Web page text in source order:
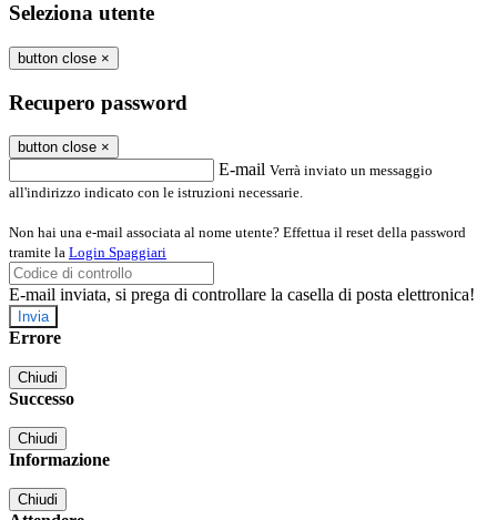
Seleziona utente
button close ×
Recupero password
button close ×
E-mail Verrà inviato un messaggio
all'indirizzo indicato con le istruzioni necessarie.
Non hai una e-mail associata al nome utente? Effettua il reset della password
tramite la Login Spaggiari
E-mail inviata, si prega di controllare la casella di posta elettronica!
Errore
Chiudi
Successo
Chiudi
Informazione
Chiudi